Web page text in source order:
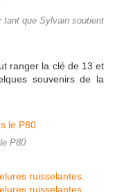
tant que Sylvain soutient
ranger la clé de 13 et
souvenirs de la
P80